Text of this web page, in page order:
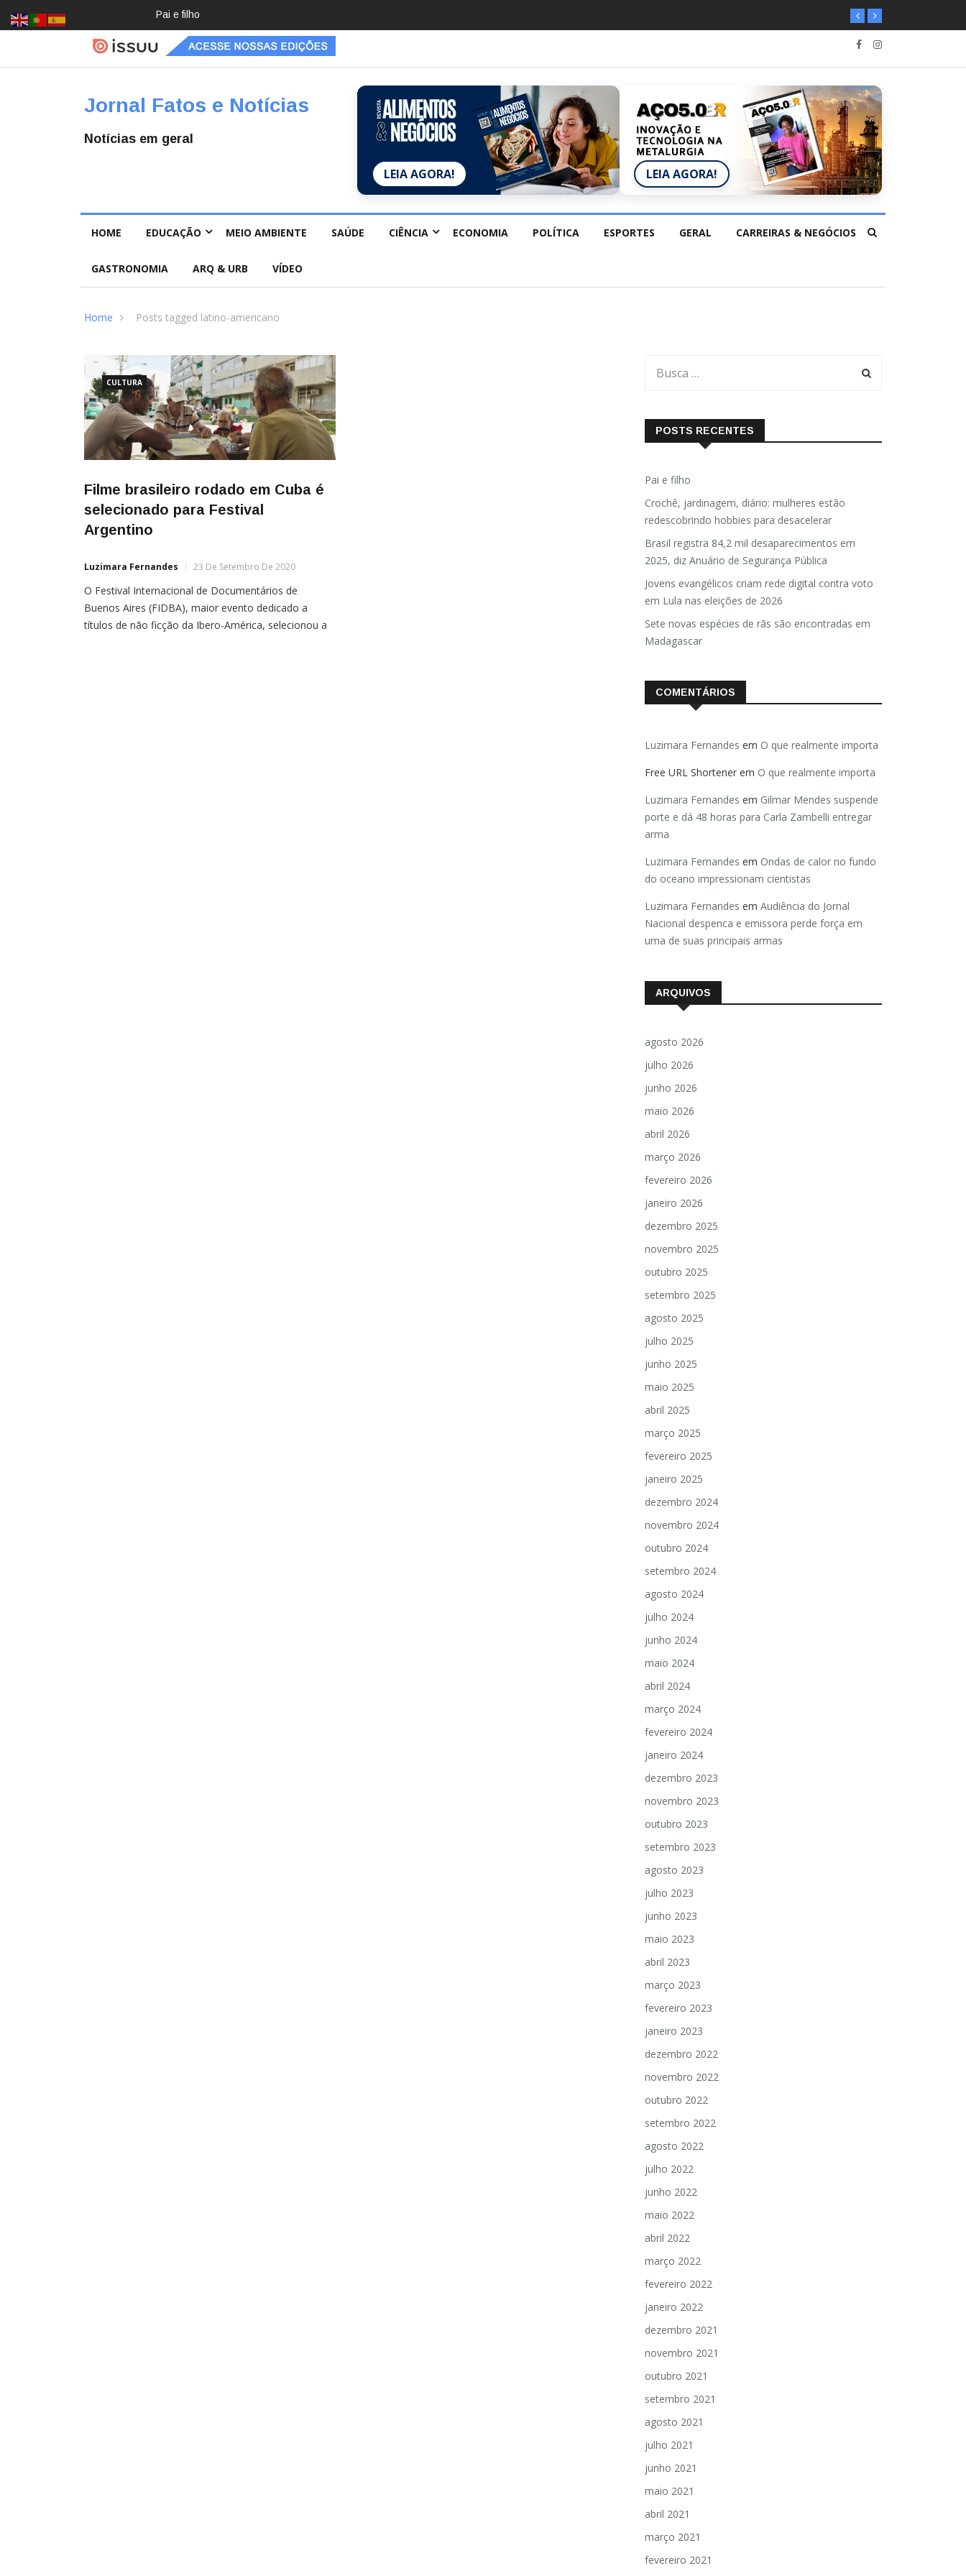
Pai e filhoCrochê,
jardinage
m, diário:
mulheres
rindo
hobbies
desacele
Jornal Fatos e Notícias
Notícias em geral
LEIA AGORA! LEIA AGORA!
HOME EDUCAÇÃO MEIO AMBIENTE SAÚDE CIÊNCIA ECONOMIA POLÍTICA ESPORTES GERAL CARREIRAS & NEGÓCIOS
GASTRONOMIA ARQ & URB VÍDEO
Home Posts tagged latino-americano
CULTURA
Filme brasileiro rodado em Cuba é
selecionado para Festival
Argentino
Luzimara Fernandes 23 De Setembro De 2020
O Festival Internacional de Documentários de
Buenos Aires (FIDBA), maior evento dedicado a
títulos de não ficção da Ibero-América, selecionou a
POSTS RECENTES
Pai e filho
Crochê, jardinagem, diário: mulheres estão
redescobrindo hobbies para desacelerar
Brasil registra 84,2 mil desaparecimentos em
2025, diz Anuário de Segurança Pública
Jovens evangélicos criam rede digital contra voto
em Lula nas eleições de 2026
Sete novas espécies de rãs são encontradas em
Madagascar
COMENTÁRIOS
Luzimara Fernandes em O que realmente importa
Free URL Shortener em O que realmente importa
Luzimara Fernandes em Gilmar Mendes suspende
porte e dá 48 horas para Carla Zambelli entregar
arma
Luzimara Fernandes em Ondas de calor no fundo
do oceano impressionam cientistas
Luzimara Fernandes em Audiência do Jornal
Nacional despenca e emissora perde força em
uma de suas principais armas
ARQUIVOS
agosto 2026
julho 2026
junho 2026
maio 2026
abril 2026
março 2026
fevereiro 2026
janeiro 2026
dezembro 2025
novembro 2025
outubro 2025
setembro 2025
agosto 2025
julho 2025
junho 2025
maio 2025
abril 2025
março 2025
fevereiro 2025
janeiro 2025
dezembro 2024
novembro 2024
outubro 2024
setembro 2024
agosto 2024
julho 2024
junho 2024
maio 2024
abril 2024
março 2024
fevereiro 2024
janeiro 2024
dezembro 2023
novembro 2023
outubro 2023
setembro 2023
agosto 2023
julho 2023
junho 2023
maio 2023
abril 2023
março 2023
fevereiro 2023
janeiro 2023
dezembro 2022
novembro 2022
outubro 2022
setembro 2022
agosto 2022
julho 2022
junho 2022
maio 2022
abril 2022
março 2022
fevereiro 2022
janeiro 2022
dezembro 2021
novembro 2021
outubro 2021
setembro 2021
agosto 2021
julho 2021
junho 2021
maio 2021
abril 2021
março 2021
fevereiro 2021